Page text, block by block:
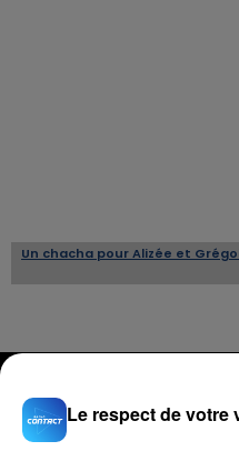
Un chacha pour Alizée et
Born With
Le respect de votre